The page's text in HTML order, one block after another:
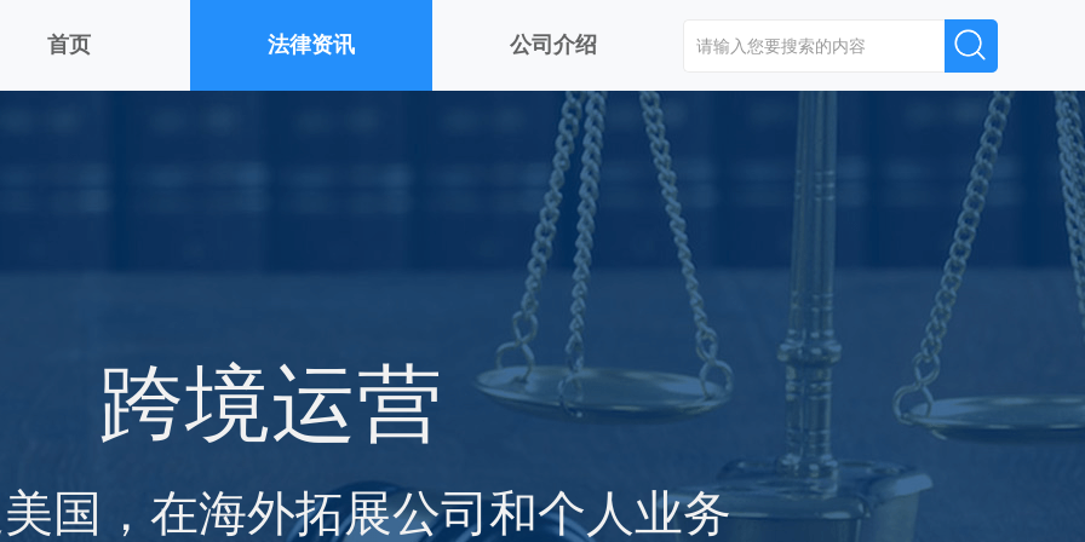
首页 法律资讯 公司介绍
跨境运营
国，在海外拓展公司和个人业务